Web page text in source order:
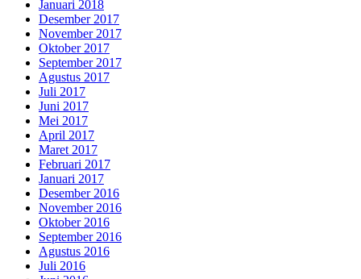
Januari 2018
Desember 2017
November 2017
Oktober 2017
September 2017
Agustus 2017
Juli 2017
Juni 2017
Mei 2017
April 2017
Maret 2017
Februari 2017
Januari 2017
Desember 2016
November 2016
Oktober 2016
September 2016
Agustus 2016
Juli 2016